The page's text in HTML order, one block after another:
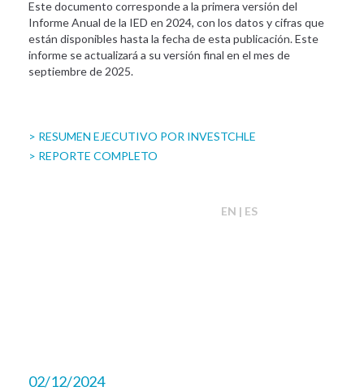
Este documento corresponde a la primera versión del
Informe Anual de la IED en 2024, con los datos y cifras que
están disponibles hasta la fecha de esta publicación. Este
informe se actualizará a su versión final en el mes de
septiembre de 2025.
> RESUMEN EJECUTIVO POR INVESTCHLE
> REPORTE COMPLETO
EN | ES
02/12/2024